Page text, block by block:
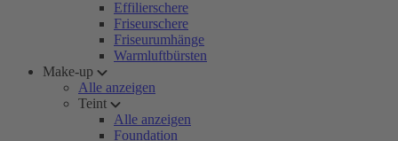
Effilierschere
Friseurschere
Friseurumhänge
Warmluftbürsten
Make-up
Alle anzeigen
Teint
Alle anzeigen
Foundation